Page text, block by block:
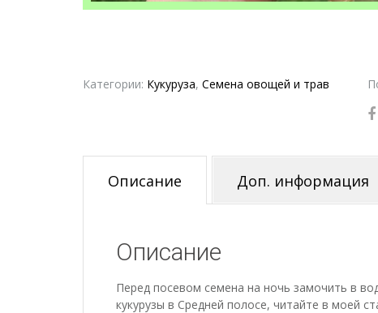
Категории: Кукуруза, Семена овощей и трав
Описание Доп. информация
Описание
Перед посевом семена на ночь замочить в
кукурузы в Средней полосе, читайте в моей